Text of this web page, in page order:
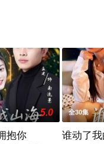
网等平台了解。
5.0
抱你
全30集
谁动了